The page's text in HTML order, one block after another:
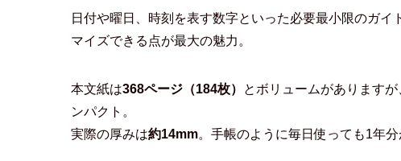
日付や曜日、時刻を表す数字といった必要最小限のガ
マイズできる点が最大の魅力。
本文紙は368ページ（184枚） とボリュームがありますが
ンパクト。
実際の厚みは約14mm。手帳のように毎日使っても1年分